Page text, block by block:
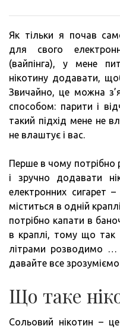
Як тільки я почав
для свого
(вайпінга), у мене
нікотину додавати,
Звичайно, це можна
способом: парити і
такий підхід мене не
не влаштує і вас.
Перше в чому потрібно
і зручно додавати
електронних сигарет –
міститься в одній
потрібно капати в
в краплі, тому що
літрами розводимо …
давайте все
Що таке
Сольовий нікотин –